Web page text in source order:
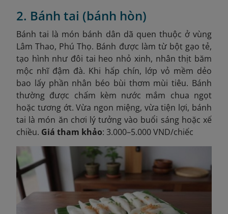
2. Bánh tai (bánh hòn)
Bánh tai là món bánh dân dã quen thuộc ở vùng
Lâm Thao, Phú Thọ. Bánh được làm từ bột gạo tẻ,
tạo hình như đôi tai heo nhỏ xinh, nhân thịt băm
mộc nhĩ đậm đà. Khi hấp chín, lớp vỏ mềm dẻo
bao lấy phần nhân béo bùi thơm mùi tiêu. Bánh
thường được chấm kèm nước mắm chua ngọt
hoặc tương ớt. Vừa ngon miệng, vừa tiện lợi, bánh
tai là món ăn chơi lý tưởng vào buổi sáng hoặc xế
chiều. Giá tham khảo: 3.000–5.000 VND/chiếc